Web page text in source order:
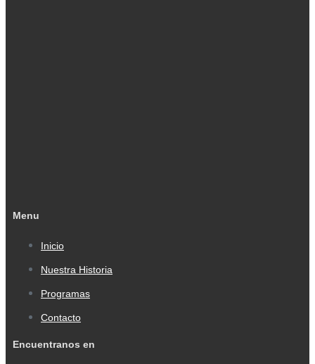
Menu
Inicio
Nuestra Historia
Programas
Contacto
Encuentranos en